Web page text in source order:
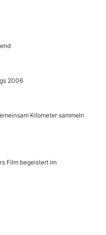
2006
Kilometer sammeln
Film begeistert im